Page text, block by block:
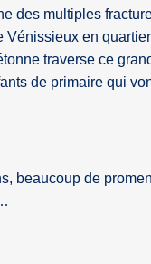
des multiples
Vénissieux en
traverse ce
de primaire qui
beaucoup de